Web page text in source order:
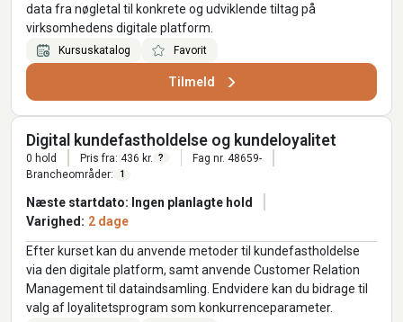
data fra nøgletal til konkrete og udviklende tiltag på
virksomhedens digitale platform.
Kursuskatalog Favorit
Tilmeld
Digital kundefastholdelse og kundeloyalitet
0 hold Pris fra: 436 kr. ?
Fag nr. 48659-
Brancheområder:
1
Næste startdato: Ingen planlagte hold
Varighed: 2 dage
Efter kurset kan du anvende metoder til kundefastholdelse
via den digitale platform, samt anvende Customer Relation
Management til dataindsamling. Endvidere kan du bidrage til
valg af loyalitetsprogram som konkurrenceparameter.